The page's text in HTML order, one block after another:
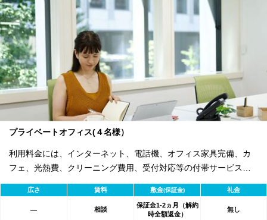
プライベートオフィス(４名様）
利用料金には、インターネット、電話機、オフィス家具完備、カ
フェ、光熱費、クリーニング費用、受付対応等の付帯サービスす
べて含まれ、追加料金不要です。 また適宜キャンペーン、契約期
間による割引特典あります。
広さ 賃料 敷金(保証金) 礼金
― 相談
保証金1-2ヵ月（解約
時全額返金）
無し